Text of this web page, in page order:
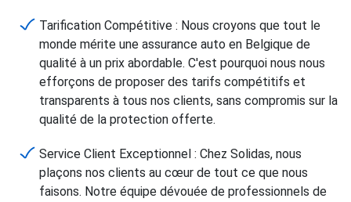
Tarification Compétitive : Nous croyons que tout le
monde mérite une assurance auto en Belgique de
qualité à un prix abordable. C'est pourquoi nous nous
efforçons de proposer des tarifs compétitifs et
transparents à tous nos clients, sans compromis sur la
qualité de la protection offerte.
Service Client Exceptionnel : Chez Solidas, nous
plaçons nos clients au cœur de tout ce que nous
faisons. Notre équipe dévouée de professionnels de